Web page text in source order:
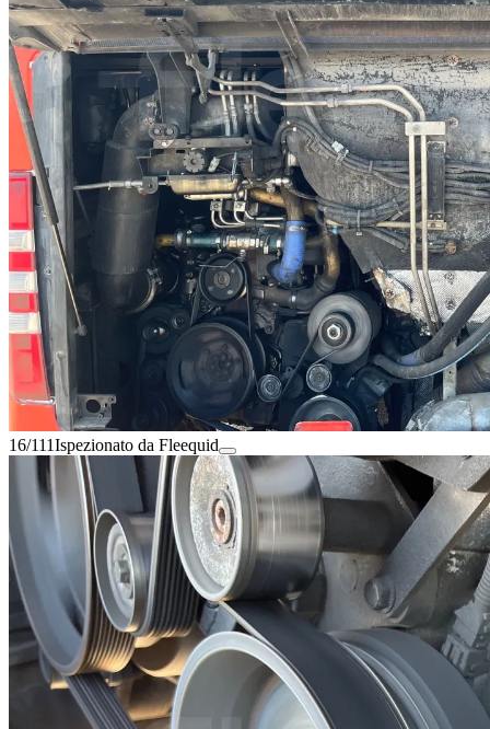
16/111Ispezionato da Fleequid